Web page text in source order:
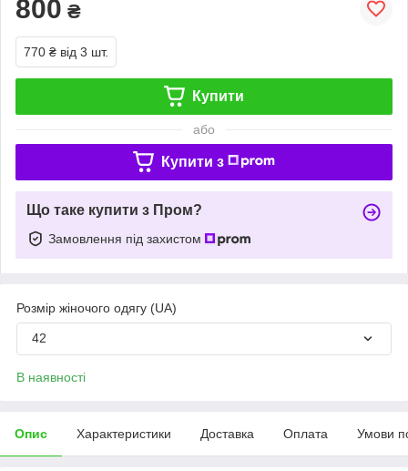
800 ₴
770 ₴ від 3 шт.
Купити
або
Купити з
Що таке купити з Пром?
Замовлення під захистом
Розмір жіночого одягу (UA)
42
В наявності
Опис Характеристики Доставка Оплата Умови